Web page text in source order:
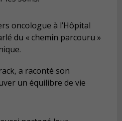
oncologue à l’Hôpital
du « chemin parcouru »
a raconté son
un équilibre de vie